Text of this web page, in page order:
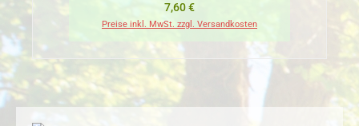
Regulärer Preis:
7,60 €
Preise inkl. MwSt. zzgl. Versandkosten